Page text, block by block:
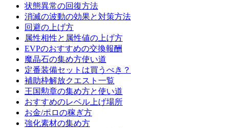
状態異常の回復方法
消滅の波動の効果と対策方法
回避の上げ方
属性相性と属性値の上げ方
EVPのおすすめの交換報酬
魔晶石の集め方使い道
定番装備セットは買うべき？
補助枠解放クエスト一覧
王国勲章の集め方と使い道
おすすめのレベル上げ場所
お金/ポロの稼ぎ方
強化素材の集め方